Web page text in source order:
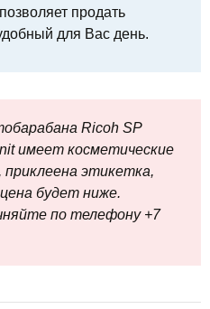
продать
для Вас день.
Ricoh SP
имеет косметические
этикетка,
будет ниже.
по телефону +7